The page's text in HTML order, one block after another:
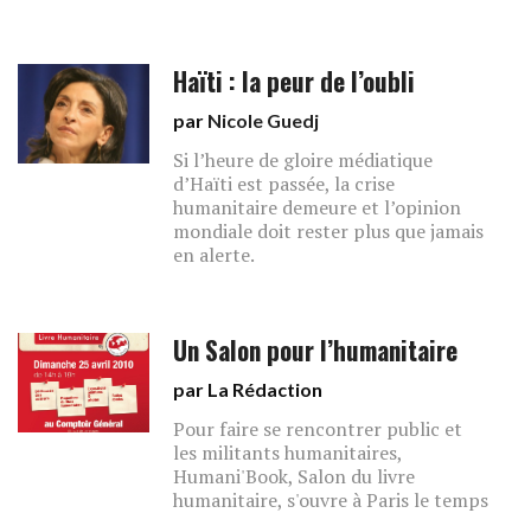
Haïti : la peur de l’oubli
par Nicole Guedj
Si l’heure de gloire médiatique
d’Haïti est passée, la crise
humanitaire demeure et l’opinion
mondiale doit rester plus que jamais
en alerte.
Un Salon pour l’humanitaire
par La Rédaction
Pour faire se rencontrer public et
les militants humanitaires,
Humani'Book, Salon du livre
humanitaire, s'ouvre à Paris le temps